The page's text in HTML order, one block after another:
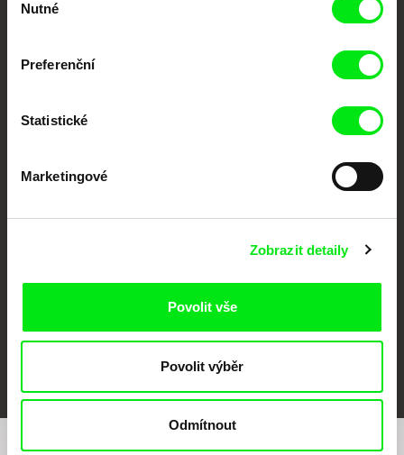
souhlasu
Nutné
Preferenční
Statistické
Marketingové
Zobrazit detaily
Povolit vše
Povolit výběr
Odmítnout
CPH:DOX DOK Leipzig